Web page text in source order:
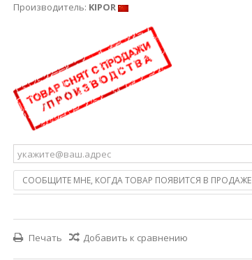
Производитель: KIPOR
СООБЩИТЕ МНЕ, КОГДА ТОВАР ПОЯВИТСЯ В ПРОДАЖЕ
Печать Добавить к сравнению